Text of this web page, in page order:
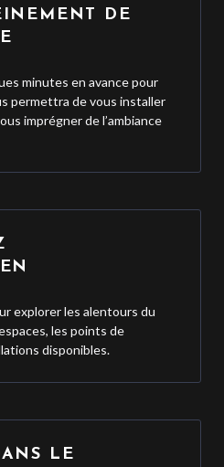
DE
minutes en avance pour
permettra de vous installer
imprégner de l’ambiance
explorer les alentours du
les points de
disponibles.
LE